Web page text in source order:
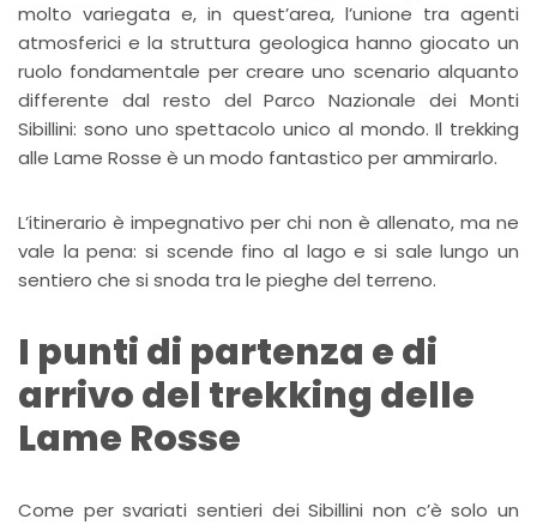
molto variegata e, in quest’area, l’unione tra agenti
atmosferici e la struttura geologica hanno giocato un
ruolo fondamentale per creare uno scenario alquanto
differente dal resto del Parco Nazionale dei Monti
Sibillini: sono uno spettacolo unico al mondo. Il trekking
alle Lame Rosse è un modo fantastico per ammirarlo.
L’itinerario è impegnativo per chi non è allenato, ma ne
vale la pena: si scende fino al lago e si sale lungo un
sentiero che si snoda tra le pieghe del terreno.
I punti di partenza e di
arrivo del trekking delle
Lame Rosse
Come per svariati sentieri dei Sibillini non c’è solo un